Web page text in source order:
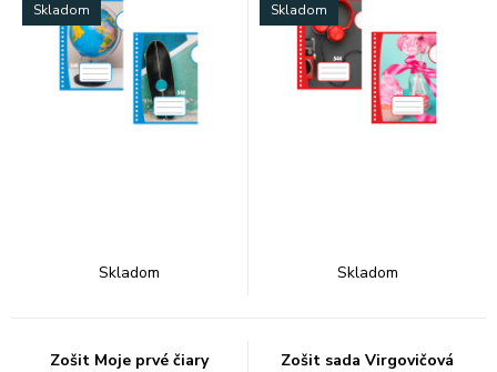
Skladom
Skladom
Skladom
Skladom
Zošit Moje prvé čiary Zošit sada Virgovičová